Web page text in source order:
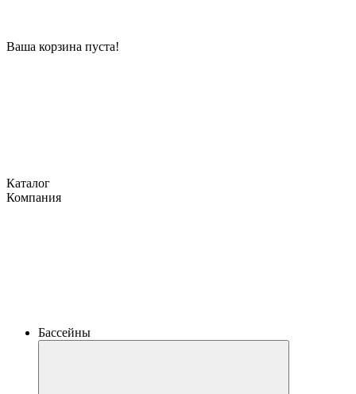
Ваша корзина пуста!
Каталог
Компания
Бассейны